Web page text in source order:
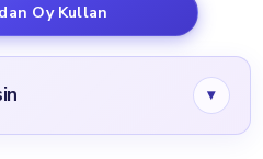
Oy Kullan
▾